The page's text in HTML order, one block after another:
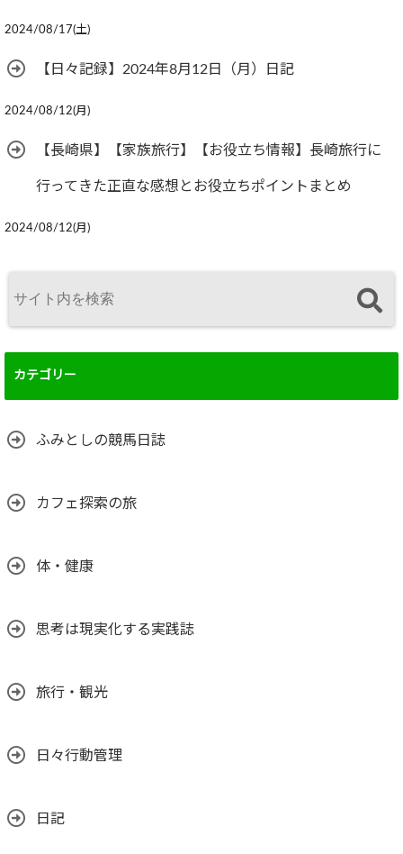
2024/08/17(土)
【日々記録】2024年8月12日（月）日記
2024/08/12(月)
【長崎県】【家族旅行】【お役立ち情報】長崎旅行に
行ってきた正直な感想とお役立ちポイントまとめ
2024/08/12(月)
カテゴリー
ふみとしの競馬日誌
カフェ探索の旅
体・健康
思考は現実化する実践誌
旅行・観光
日々行動管理
日記